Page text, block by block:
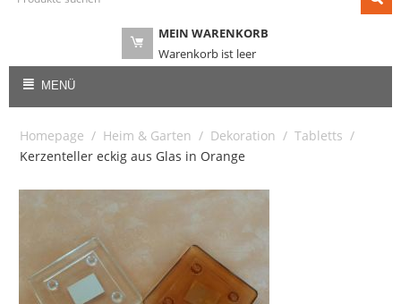
MEIN WARENKORB
Warenkorb ist leer
MENÜ
Homepage / Heim & Garten / Dekoration / Tabletts /
Kerzenteller eckig aus Glas in Orange